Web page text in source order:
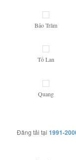
Bảo Trâm
Tố Lan
Quang
Đăng tải tại 1991-